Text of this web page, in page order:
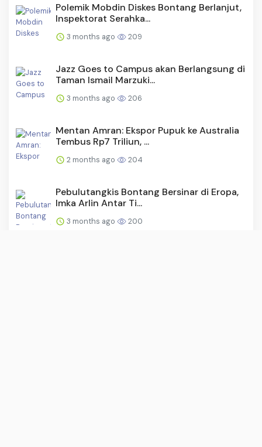
Polemik Mobdin Diskes Bontang Berlanjut,
Inspektorat Serahka...
3 months ago 209
Jazz Goes to Campus akan Berlangsung di
Taman Ismail Marzuki...
3 months ago 206
Mentan Amran: Ekspor Pupuk ke Australia
Tembus Rp7 Triliun, ...
2 months ago 204
Pebulutangkis Bontang Bersinar di Eropa,
Imka Arlin Antar Ti...
3 months ago 200